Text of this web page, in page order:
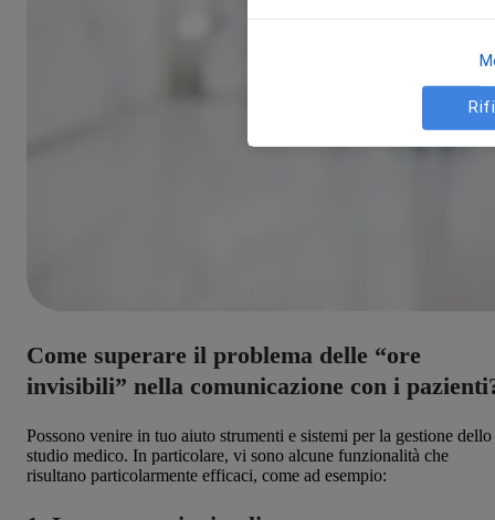
Come superare il problema delle “ore
invisibili” nella comunicazione con i
Possono venire in tuo aiuto strumenti e sistemi per la gestione dello
studio medico. In particolare, vi sono alcune funzionalità che
risultano particolarmente efficaci, come ad esempio: